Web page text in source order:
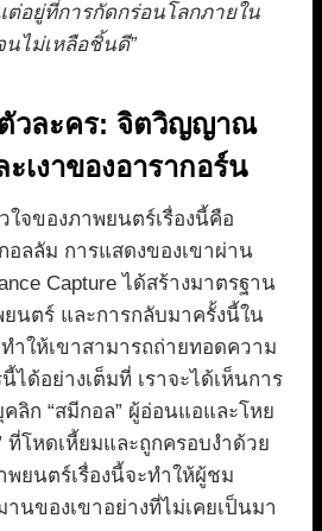
อยู่ที่การกัดกร่อนโลกภายใน
นไม่เหลือชิ้นดี”
วละคร: จิตวิญญาณ
เงาของอารากอร์น
ใจของภาพยนตร์เรื่องนี้คือ
อลลัม การแสดงของเขาผ่าน
Capture ได้สร้างมาตรฐาน
นตร์ และการกลับมาครั้งนี้ใน
ำให้เขาสามารถถ่ายทอดความ
ด้อย่างเต็มที่ เราจะได้เห็นการ
ลิก “สมีกอล” ผู้อ่อนแอและโหย
ที่โหดเหี้ยมและถูกครอบงำด้วย
ยนตร์เรื่องนี้จะทำให้ผู้ชม
นของเขาอย่างที่ไม่เคยเป็นมา